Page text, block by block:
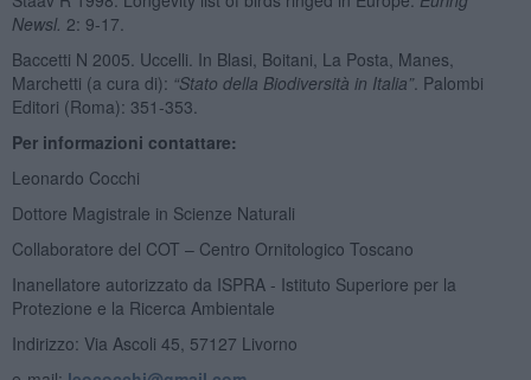
Newsl. 2: 9-17.
Baccetti N 2005. Uccelli. In Blasi, Boitani, La Posta, Manes,
Marchetti (a cura di): “Stato della Biodiversità in Italia”. Palombi
Editori (Roma): 351-353.
Per informazioni contattare:
Leonardo Cocchi
Dottore Magistrale in Scienze Naturali
Collaboratore del COT – Centro Ornitologico Toscano
Inanellatore autorizzato da ISPRA - Istituto Superiore per la
Protezione e la Ricerca Ambientale
Indirizzo: Via Ascoli 45, 57127 Livorno